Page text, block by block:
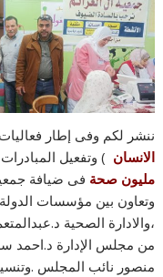
ننشر لكم وفى إطار فعاليات
الانسان ) وتفعيل
مليون صحة فى ضيافة
وتعاون بين مؤسسات
،والادارة الصحية
من مجلس الإدارة د.احمد
منصور نائب المجلس